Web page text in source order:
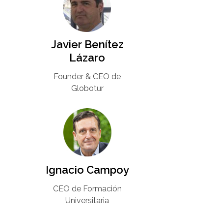
Javier Benítez
Lázaro
Founder & CEO de
Globotur​
Ignacio Campoy​
CEO de Formación
Universitaria​